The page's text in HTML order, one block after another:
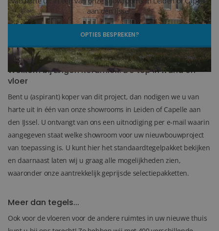
Projecten
Blog
Over ons
Locaties
Tegelviewer
Reviews
aan den IJssel.
OPTIES BESPREKEN?
Welkom bij Lingen Keramiek: De top in wand en
vloer
Bent u (aspirant) koper van dit project, dan nodigen we u van
harte uit in één van onze showrooms in Leiden of Capelle aan
den IJssel. U ontvangt van ons een uitnodiging per e-mail waarin
aangegeven staat welke showroom voor uw nieuwbouwproject
van toepassing is. U kunt hier het standaardtegelpakket bekijken
en daarnaast laten wij u graag alle mogelijkheden zien,
waaronder onze aantrekkelijk geprijsde selectiepakketten.
Meer dan tegels...
Ook voor de vloeren voor de andere ruimtes in uw nieuwe thuis